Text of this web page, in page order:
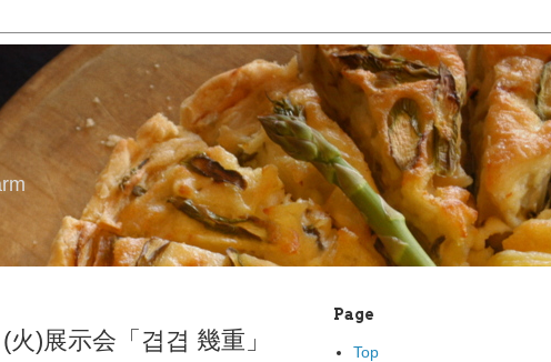
)展示会「겹겹 幾重」
Page
Top